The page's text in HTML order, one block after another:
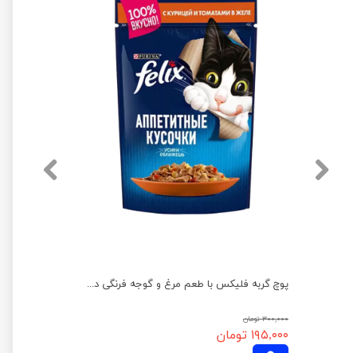
پوچ گربه فلیکس با طعم مرغ و گوجه فرنگی در ژله وزن 75 گرم
۳۰۰,۰۰۰ تومان
۱۹۵,۰۰۰ تومان